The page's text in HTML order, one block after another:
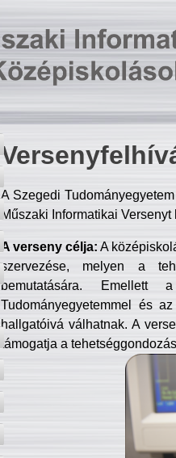
A Szegedi
Műszaki Informatikai
A verseny célja: A
szervezése, melyen a
bemutatására. Emellett
Tudományegyetemmel és
hallgatóivá válhatnak. A
támogatja a